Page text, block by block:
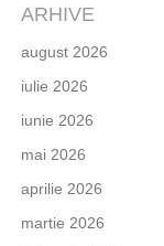
ARHIVE
august 2026
iulie 2026
iunie 2026
mai 2026
aprilie 2026
martie 2026